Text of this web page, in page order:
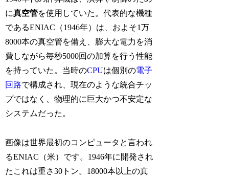
に真空管を使用していた。代表的な機種
であるENIAC（1946年）は、およそ1万
8000本の真空管を備え、膨大な電力を消
費しながら毎秒5000回の加算を行う性能
を持っていた。当時のCPUは個別の電子
回路で構成され、現在のような統合チッ
プではなく、物理的に巨大かつ不安定な
システムだった。
画像は世界最初のコンピュータと言われ
るENIAC（米）です。1946年に開発され
たこれは重さ30トン。18000本以上の真